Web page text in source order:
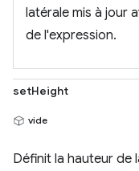
latérale mis à jour
de l'expression.
setHeight
vide
Définit la hauteur de